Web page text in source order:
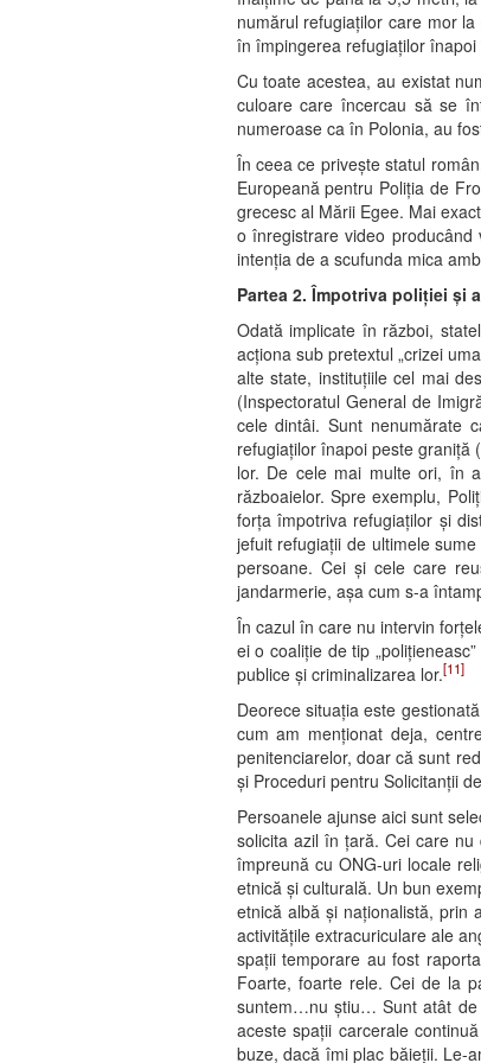
numărul refugiaților care mor
în împingerea refugiaților înapoi
Cu toate acestea, au existat
culoare care încercau să se
numeroase ca în Polonia, au
În ceea ce privește statul
Europeană pentru Poliția de
grecesc al Mării Egee. Mai
o înregistrare video
intenția de a scufunda mica
Partea 2. Împotriva poliției și
Odată implicate în război,
acționa sub pretextul „crizei
alte state, instituțiile cel mai
(Inspectoratul General de
cele dintâi. Sunt nenumărate
refugiaților înapoi peste graniță
lor. De cele mai multe ori, în
războaielor. Spre exemplu,
forța împotriva refugiaților și
jefuit refugiații de ultimele
persoane. Cei și cele care
jandarmerie, așa cum s-a
În cazul în care nu intervin
ei o coaliție de tip
publice și criminalizarea lor.[11]
Deorece situația este
cum am menționat deja,
penitenciarelor, doar că sunt
și Proceduri pentru Solicitanții
Persoanele ajunse aici sunt
solicita azil în țară. Cei care
împreună cu ONG-uri locale
etnică și culturală. Un bun
etnică albă și naționalistă, prin
activitățile extracuriculare ale
spații temporare au fost
Foarte, foarte rele. Cei de la
suntem…nu știu… Sunt atât de
aceste spații carcerale
buze, dacă îmi plac băieții. Le-